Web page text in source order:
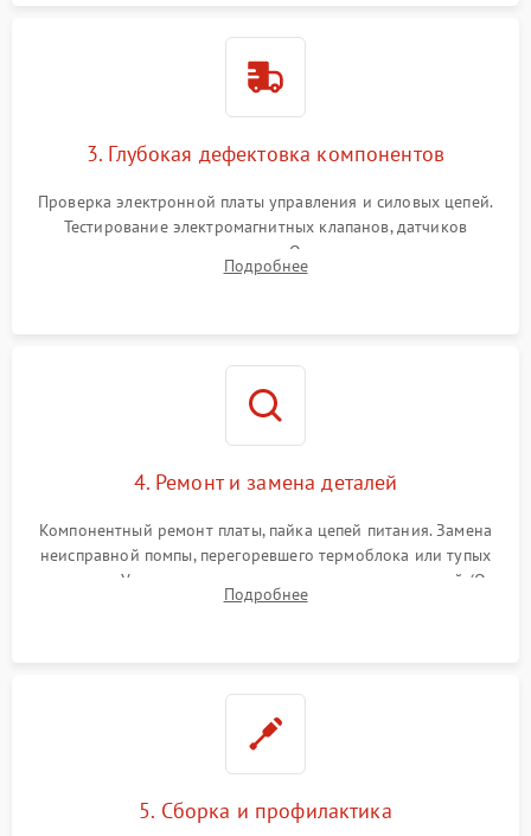
3. Глубокая дефектовка компонентов
Проверка электронной платы управления и силовых цепей.
Тестирование электромагнитных клапанов, датчиков
температуры и расходомера. Оценка степени износа
жерновов кофемолки, уплотнительных колец гидросистемы
Подробнее
4. Ремонт и замена деталей
Компонентный ремонт платы, пайка цепей питания. Замена
неисправной помпы, перегоревшего термоблока или тупых
жерновов. Установка новых силиконовых уплотнителей (O-
ring) и тефлоновых трубок для надежного устранения
Подробнее
5. Сборка и профилактика